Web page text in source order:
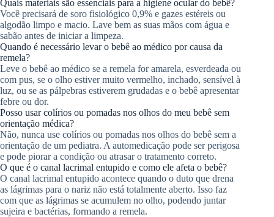
Quais materiais são essenciais para a higiene ocular do bebê?
Você precisará de soro fisiológico 0,9% e gazes estéreis ou
algodão limpo e macio. Lave bem as suas mãos com água e
sabão antes de iniciar a limpeza.
Quando é necessário levar o bebê ao médico por causa da
remela?
Leve o bebê ao médico se a remela for amarela, esverdeada ou
com pus, se o olho estiver muito vermelho, inchado, sensível à
luz, ou se as pálpebras estiverem grudadas e o bebê apresentar
febre ou dor.
Posso usar colírios ou pomadas nos olhos do meu bebê sem
orientação médica?
Não, nunca use colírios ou pomadas nos olhos do bebê sem a
orientação de um pediatra. A automedicação pode ser perigosa
e pode piorar a condição ou atrasar o tratamento correto.
O que é o canal lacrimal entupido e como ele afeta o bebê?
O canal lacrimal entupido acontece quando o duto que drena
as lágrimas para o nariz não está totalmente aberto. Isso faz
com que as lágrimas se acumulem no olho, podendo juntar
sujeira e bactérias, formando a remela.